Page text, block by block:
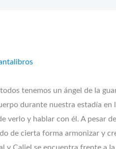
tenemos un ángel de la
durante nuestra estadía
verlo y hablar con él. A pesar
de cierta forma armonizar y